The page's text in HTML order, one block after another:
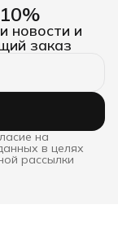
новости и
заказ
на
в целях
рассылки